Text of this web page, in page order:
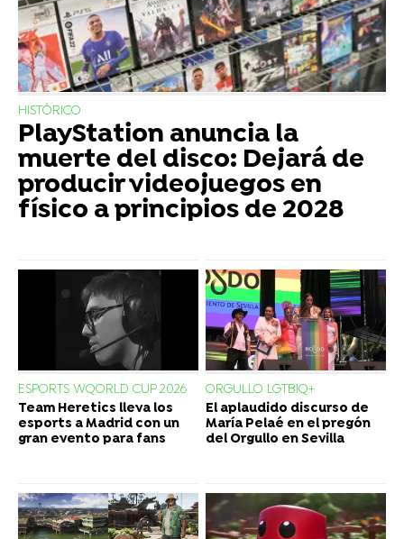
HISTÓRICO
PlayStation anuncia la
muerte del disco: Dejará de
producir videojuegos en
físico a principios de 2028
ESPORTS WQORLD CUP 2026
Team Heretics lleva los
esports a Madrid con un
gran evento para fans
ORGULLO LGTBIQ+
El aplaudido discurso de
María Pelaé en el pregón
del Orgullo en Sevilla